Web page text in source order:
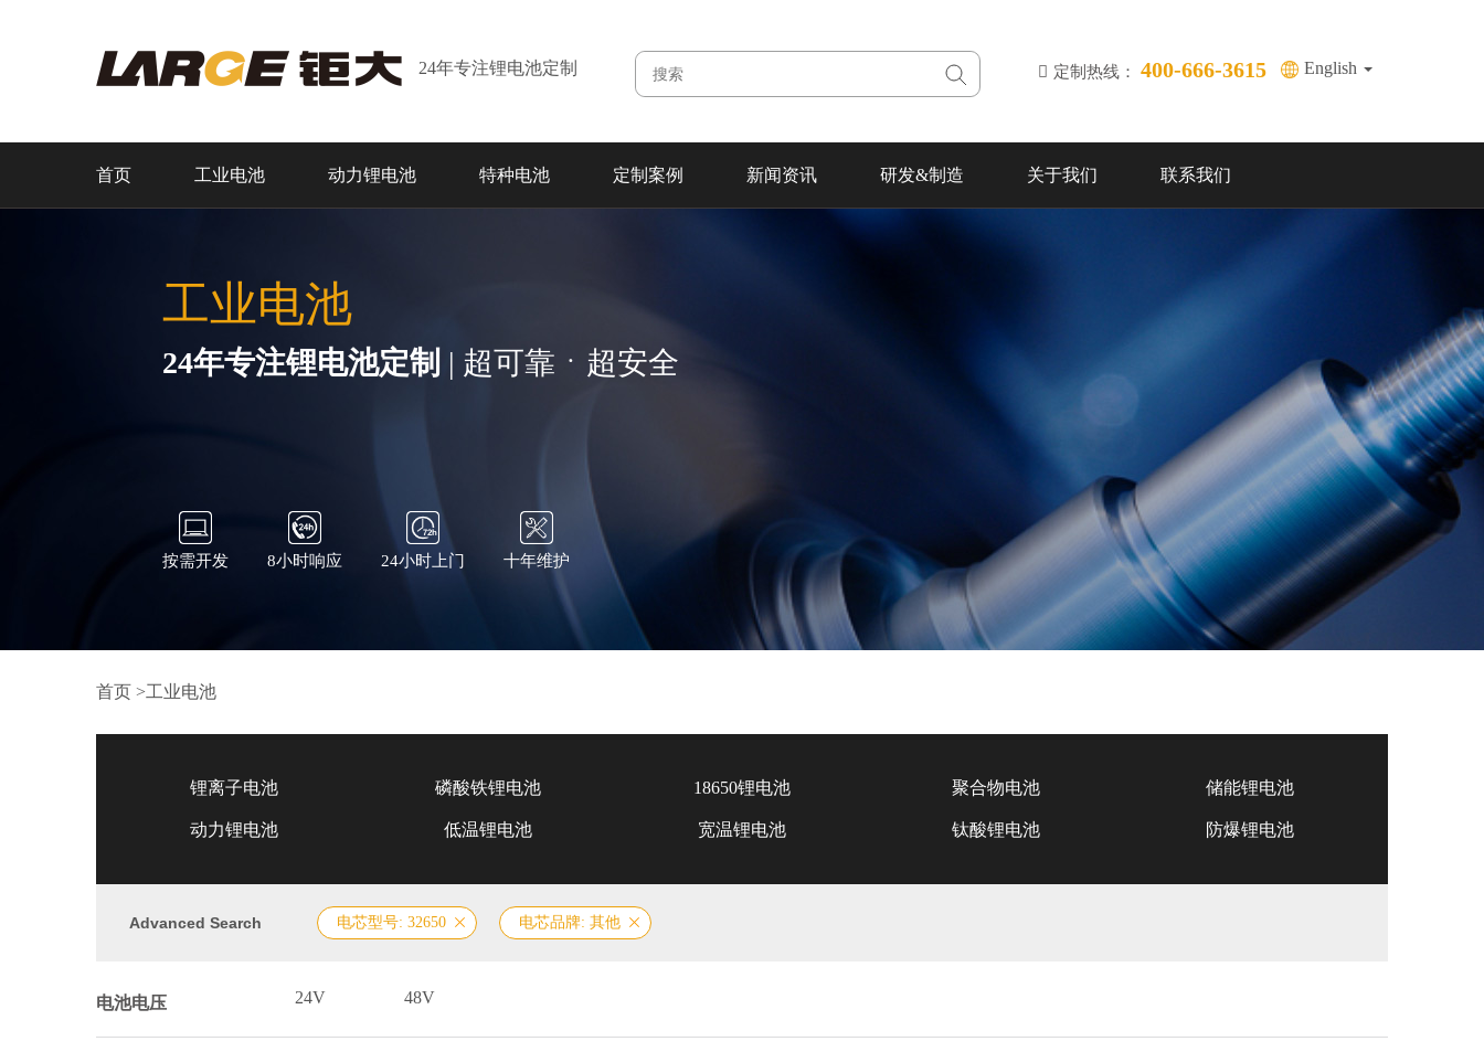
24年专注锂电池定制 定制热线： 400-666-3615 English
首页 工业电池 动力锂电池 特种电池 定制案例 新闻资讯 研发&制造 关于我们 联系我们
工业电池
24年专注锂电池定制 | 超可靠ㆍ超安全
按需开发 8小时响应 24小时上门 十年维护
首页 >工业电池
锂离子电池 磷酸铁锂电池 18650锂电池 聚合物电池 储能锂电池
动力锂电池 低温锂电池 宽温锂电池 钛酸锂电池 防爆锂电池
Advanced Search 电芯型号: 32650 电芯品牌: 其他
电池电压 24V 48V